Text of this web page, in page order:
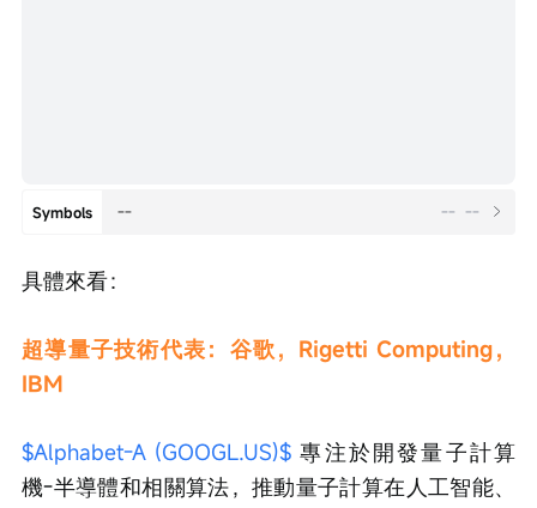
Symbols -- -- --
具體來看：
超導量子技術代表：谷歌，Rigetti Computing，
IBM
$Alphabet-A (GOOGL.US)$ 專注於開發量子計算
機-半導體和相關算法，推動量子計算在人工智能、